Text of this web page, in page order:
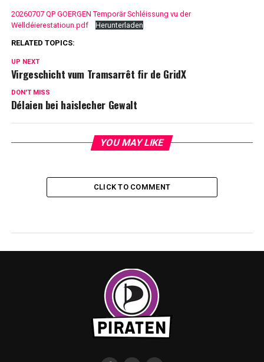
20260707 QP GOERGEN Temporär Schléissung vu der
Wëlldéierestatioun.pdf
Herunterladen
RELATED TOPICS:
UP NEXT
Virgeschicht vum Tramsarrêt fir de GridX
DON'T MISS
Délaien bei haislecher Gewalt
YOU MAY LIKE
CLICK TO COMMENT